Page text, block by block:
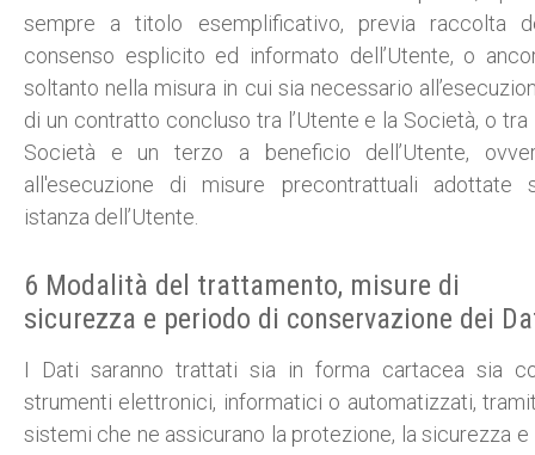
sempre a titolo esemplificativo, previa raccolta
consenso esplicito ed informato dell’Utente, o
soltanto nella misura in cui sia necessario
di un contratto concluso tra l’Utente e la Società, o tra
Società e un terzo a beneficio dell’Utente,
all'esecuzione di misure precontrattuali adottate
istanza dell’Utente.
6 Modalità del trattamento, misure di
sicurezza e periodo di conservazione dei
I Dati saranno trattati sia in forma cartacea sia
strumenti elettronici, informatici o automatizzati,
sistemi che ne assicurano la protezione, la sicurezza e